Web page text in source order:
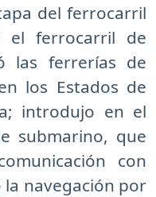
del ferrocarril
el ferrocarril de
las ferrerías de
los Estados de
introdujo en el
submarino, que
con
navegación por